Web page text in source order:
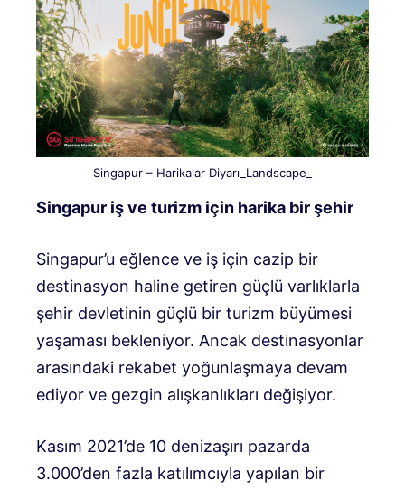
Singapur – Harikalar Diyarı_Landscape_
Singapur iş ve turizm için harika bir şehir
Singapur’u eğlence ve iş için cazip bir
destinasyon haline getiren güçlü varlıklarla
şehir devletinin güçlü bir turizm büyümesi
yaşaması bekleniyor. Ancak destinasyonlar
arasındaki rekabet yoğunlaşmaya devam
ediyor ve gezgin alışkanlıkları değişiyor.
Kasım 2021’de 10 denizaşırı pazarda
3.000’den fazla katılımcıyla yapılan bir